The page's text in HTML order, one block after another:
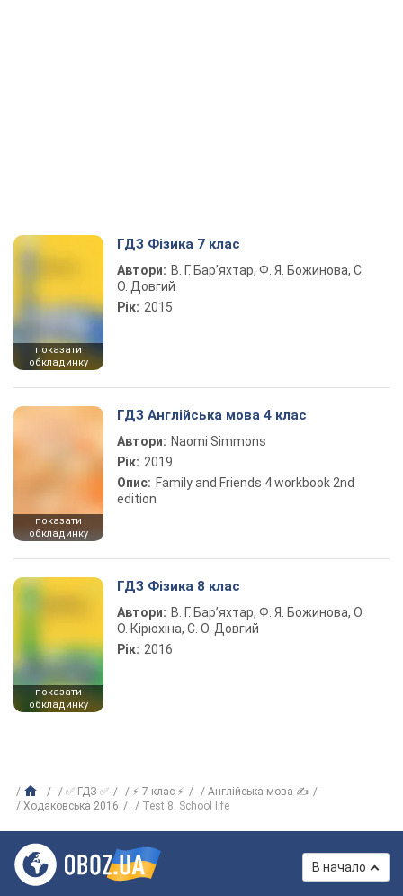
показати
обкладинку
ГДЗ Фізика 7 клас
Автори: В. Г. Бар’яхтар, Ф. Я. Божинова, С.
О. Довгий
Рік: 2015
показати
обкладинку
ГДЗ Англійська мова 4 клас
Автори: Naomi Simmons
Рік: 2019
Опис: Family and Friends 4 workbook 2nd
edition
показати
обкладинку
ГДЗ Фізика 8 клас
Автори: В. Г. Бар’яхтар, Ф. Я. Божинова, О.
О. Кірюхіна, С. О. Довгий
Рік: 2016
✅ ГДЗ ✅ ⚡ 7 клас ⚡
Англійська мова ✍
Ходаковська 2016
Test 8. School life
В начало